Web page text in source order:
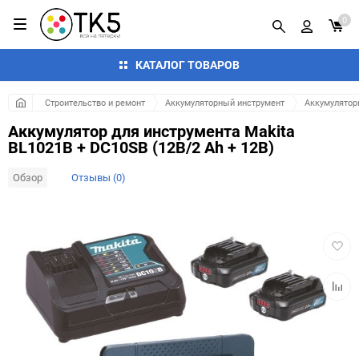
КАТАЛОГ ТОВАРОВ
0
Строительство и ремонт Аккумуляторный инструмент
Аккумулятор для инструмента Makita
BL1021B + DC10SB (12В/2 Ah + 12В)
Обзор Отзывы (0)
к